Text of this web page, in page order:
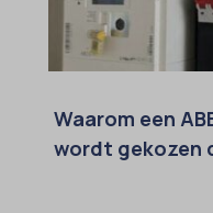
Waarom een
wordt gekozen